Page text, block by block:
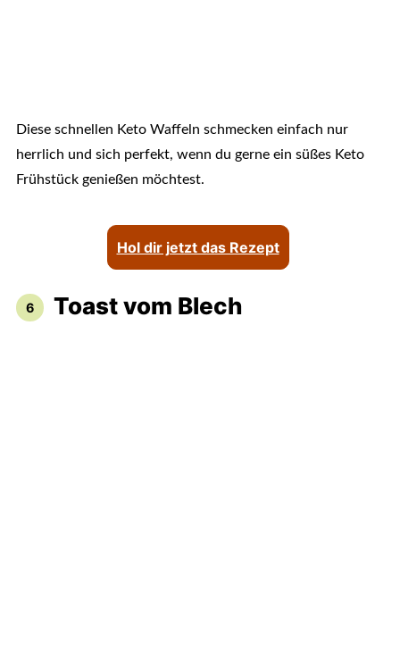
Diese schnellen Keto Waffeln schmecken einfach nur
herrlich und sich perfekt, wenn du gerne ein süßes Keto
Frühstück genießen möchtest.
Hol dir jetzt das Rezept
Toast vom Blech